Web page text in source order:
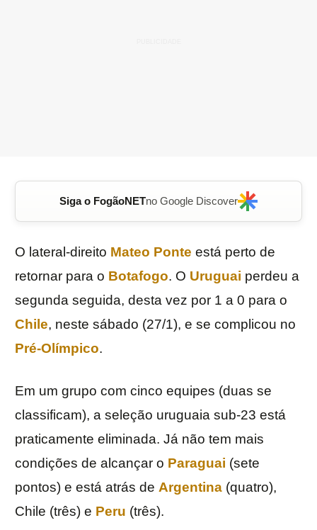
Siga o FogãoNETno Google Discover
O lateral-direito Mateo Ponte está perto de
retornar para o Botafogo. O Uruguai perdeu a
segunda seguida, desta vez por 1 a 0 para o
Chile, neste sábado (27/1), e se complicou no
Pré-Olímpico.
Em um grupo com cinco equipes (duas se
classificam), a seleção uruguaia sub-23 está
praticamente eliminada. Já não tem mais
condições de alcançar o Paraguai (sete
pontos) e está atrás de Argentina (quatro),
Chile (três) e Peru (três).